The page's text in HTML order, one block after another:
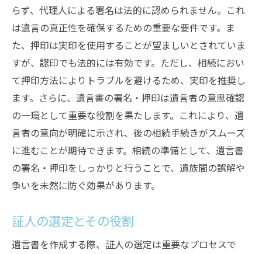
らず、代理人による署名は法的に認められません。これ
は遺言の真正性を確保するための重要な要件です。ま
た、押印は実印を使用することが望ましいとされていま
すが、認印でも法的には有効です。ただし、相続におい
て押印方法によりトラブルを避けるため、実印を推奨し
ます。さらに、遺言書の署名・押印は遺言者の意思確認
の一環として重要な役割を果たします。これにより、遺
言者の意向が明確に示され、後の相続手続きがスムーズ
に進むことが期待できます。相続の準備として、遺言書
の署名・押印をしっかりと行うことで、遺族間の誤解や
争いを未然に防ぐ効果があります。
証人の選定とその役割
遺言書を作成する際、証人の選定は重要なプロセスで